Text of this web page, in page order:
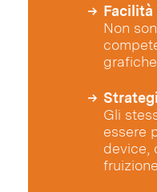
Facilità
Non
grafiche
Gli
essere
device,